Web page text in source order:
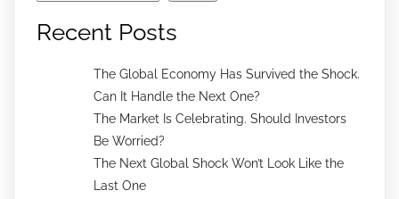
Recent Posts
The Global Economy Has Survived the Shock.
Can It Handle the Next One?
The Market Is Celebrating. Should Investors
Be Worried?
The Next Global Shock Won’t Look Like the
Last One